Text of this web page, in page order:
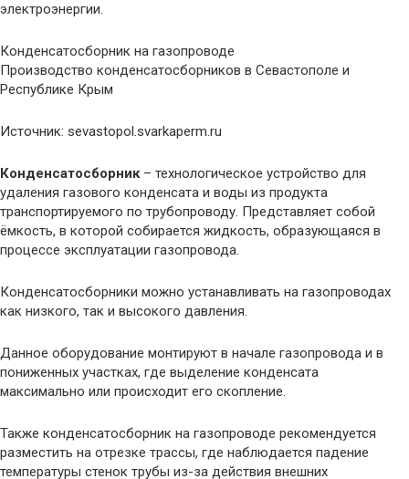
электроэнергии.
Конденсатосборник на газопроводе
Производство конденсатосборников в Севастополе и
Республике Крым
Источник: sevastopol.svarkaperm.ru
Конденсатосборник– технологическое устройство для
удаления газового конденсата и воды из продукта
транспортируемого по трубопроводу. Представляет собой
ёмкость, в которой собирается жидкость, образующаяся в
процессе эксплуатации газопровода.
Конденсатосборники можно устанавливать на газопроводах
как низкого, так и высокого давления.
Данное оборудование монтируют в начале газопровода и в
пониженных участках, где выделение конденсата
максимально или происходит его скопление.
Также конденсатосборник на газопроводе рекомендуется
разместить на отрезке трассы, где наблюдается падение
температуры стенок трубы из-за действия внешних